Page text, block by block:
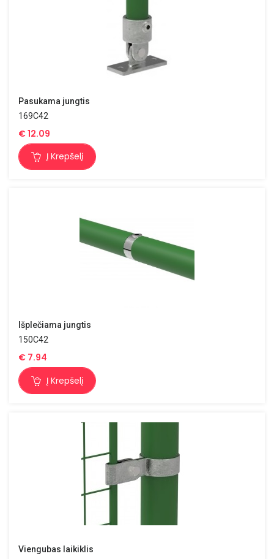
Pasukama jungtis
169C42
€12.09
Į Krepšelį
Išplečiama jungtis
150C42
€ 7.94
Į Krepšelį
Viengubas laikiklis